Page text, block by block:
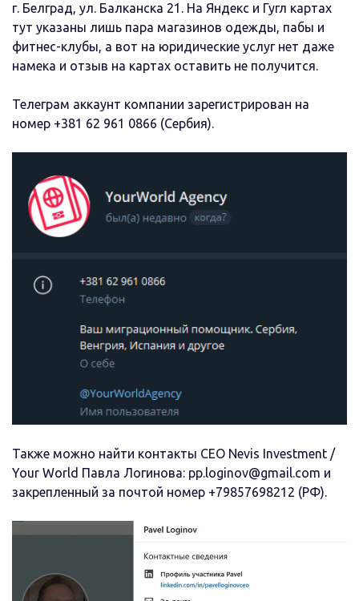
г. Белград, ул. Балканска 21. На Яндекс и Гугл картах
тут указаны лишь пара магазинов одежды, пабы и
фитнес-клубы, а вот на юридические услуг нет даже
намека и отзыв на картах оставить не получится.
Телеграм аккаунт компании зарегистрирован на
номер +381 62 961 0866 (Сербия).
Также можно найти контакты CEO Nevis Investment /
Your World Павла Логинова: pp.loginov@gmail.com и
закрепленный за почтой номер +79857698212 (РФ).